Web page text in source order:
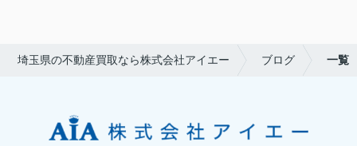
埼玉県の不動産買取なら株式会社アイエー ブログ 一覧